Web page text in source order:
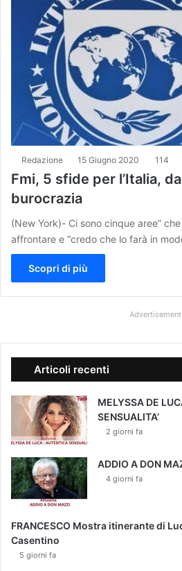
Redazione 15 Giugno 2020 114
Fmi, 5 sfide per l’Italia,
burocrazia
(New York)- Ci sono cinque aree”
affrontare e “credo che lo farà in
Scopri di più
Advertisement
Articoli recenti
MELYSSA DE
SENSUALITA’
2 giorni fa
ADDIO A DON
4 giorni fa
FRANCESCO Mostra itinerante di
Casentino
5 giorni fa